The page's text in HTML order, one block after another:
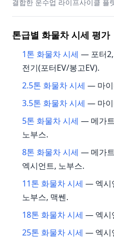
결합한 운수업 라이프사이클 플
톤급별 화물차 시세 평가
1톤 화물차 시세 — 포터2,
전기(포터EV/봉고EV).
2.5톤 화물차 시세 — 마이
3.5톤 화물차 시세 — 마이
5톤 화물차 시세 — 메가
노부스.
8톤 화물차 시세 — 메가
엑시언트, 노부스.
11톤 화물차 시세 — 엑시
노부스, 맥쎈.
18톤 화물차 시세 — 엑시
25톤 화물차 시세 — 엑시